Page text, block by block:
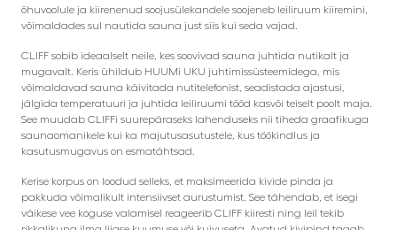
õhuvoolule ja kiirenenud soojusülekandele soojeneb leiliruum kiiremini,
võimaldades sul nautida sauna just siis kui seda vajad.
CLIFF sobib ideaalselt neile, kes soovivad sauna juhtida nutikalt ja
mugavalt. Keris ühildub HUUMi UKU juhtimissüsteemidega, mis
võimaldavad sauna käivitada nutitelefonist, seadistada ajastusi,
jälgida temperatuuri ja juhtida leiliruumi tööd kasvõi teiselt poolt maja.
See muudab CLIFFi suurepäraseks lahenduseks nii tiheda graafikuga
saunaomanikele kui ka majutusasutustele, kus töökindlus ja
kasutusmugavus on esmatähtsad.
Kerise korpus on loodud selleks, et maksimeerida kivide pinda ja
pakkuda võimalikult intensiivset aurustumist. See tähendab, et isegi
väikese vee koguse valamisel reageerib CLIFF kiiresti ning leil tekib